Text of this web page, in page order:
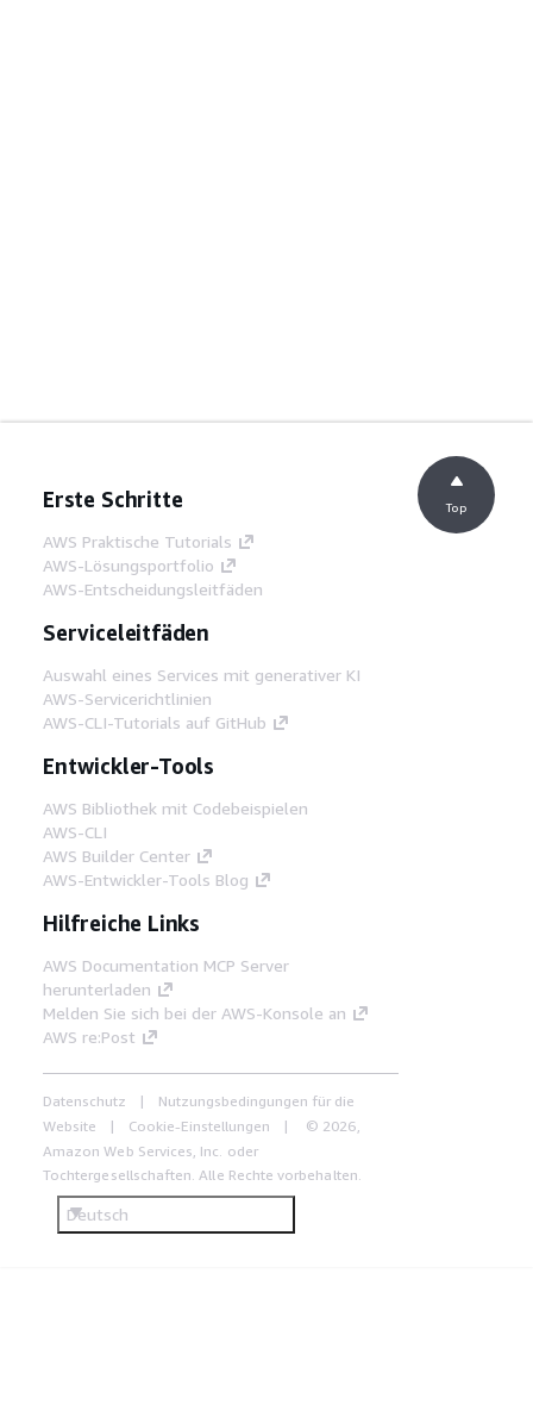
Erste Schritte
AWS Praktische Tutorials
AWS-Lösungsportfolio
AWS-Entscheidungsleitfäden
Serviceleitfäden
Auswahl eines Services mit generativer KI
AWS-Servicerichtlinien
AWS-CLI-Tutorials auf GitHub
Entwickler-Tools
AWS Bibliothek mit Codebeispielen
AWS-CLI
AWS Builder Center
AWS-Entwickler-Tools Blog
Hilfreiche Links
AWS Documentation MCP Server
herunterladen
Melden Sie sich bei der AWS-Konsole an
AWS re:Post
Datenschutz
Nutzungsbedingungen für die
Website
Cookie-Einstellungen
© 2026,
Amazon Web Services, Inc. oder
Tochtergesellschaften. Alle Rechte vorbehalten.
Deutsch
Top